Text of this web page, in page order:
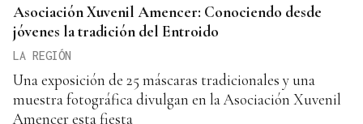
Asociación Xuvenil Amencer: Conociendo desde
jóvenes la tradición del Entroido
LA REGIÓN
Una exposición de 25 máscaras tradicionales y una
muestra fotográfica divulgan en la Asociación Xuvenil
Amencer esta fiesta